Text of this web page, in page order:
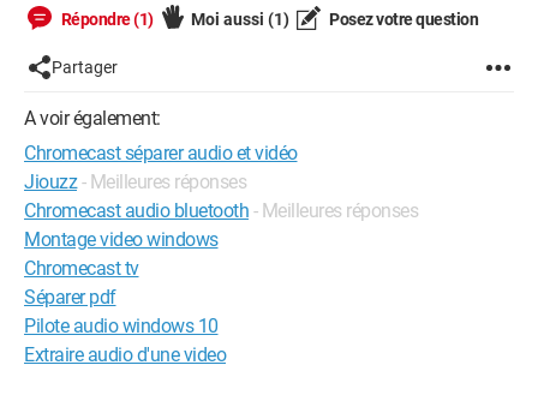
Avec cette nouvelle version, est-ce qu'il est possible d'acheter
la version image et la version audio, et de diffuser un film
dans les deux chromecast en même temps ? De séparer la
vidéo vers l'un et l'audio vers l'autre ? et ainsi palier au
problème de câble définitivement ? Et si oui est-ce compliqué,
ou est ce qu'une fois les deux chromecast configurés,
l'application android ou chrome s'occupe de séparer les flux
audio et vidéo séparément ?
Merci d'avance !
Répondre (1) Moi aussi (1) Posez votre question
Partager
A voir également:
Chromecast séparer audio et vidéo
Jiouzz - Meilleures réponses
Chromecast audio bluetooth - Meilleures réponses
Montage video windows
Chromecast tv
Séparer pdf
Pilote audio windows 10
Extraire audio d'une video